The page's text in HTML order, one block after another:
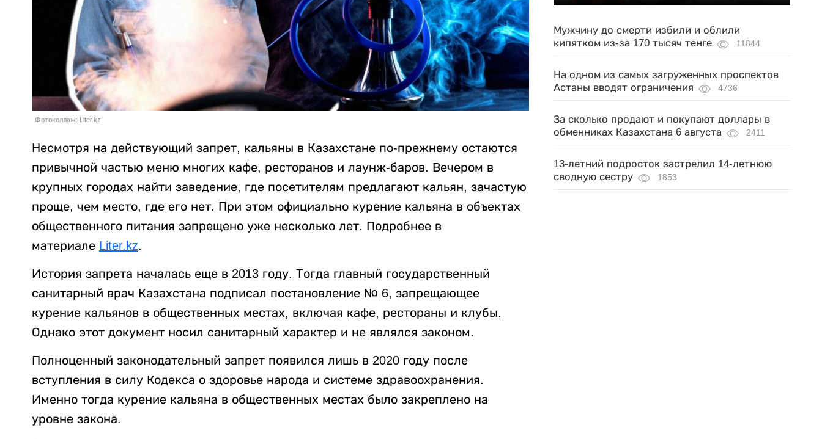
Фотоколлаж: Liter.kz
Несмотря на действующий запрет, кальяны в Казахстане по-прежнему остаются
привычной частью меню многих кафе, ресторанов и лаунж-баров. Вечером в
крупных городах найти заведение, где посетителям предлагают кальян, зачастую
проще, чем место, где его нет. При этом официально курение кальяна в объектах
общественного питания запрещено уже несколько лет. Подробнее в
материале Liter.kz.
История запрета началась еще в 2013 году. Тогда главный государственный
санитарный врач Казахстана подписал постановление № 6, запрещающее
курение кальянов в общественных местах, включая кафе, рестораны и клубы.
Однако этот документ носил санитарный характер и не являлся законом.
Полноценный законодательный запрет появился лишь в 2020 году после
вступления в силу Кодекса о здоровье народа и системе здравоохранения.
Именно тогда курение кальяна в общественных местах было закреплено на
уровне закона.
Мужчину до смерти избили и облили
кипятком из-за 170 тысяч тенге
11844
На одном из самых загруженных проспектов
Астаны вводят ограничения
4736
За сколько продают и покупают доллары в
обменниках Казахстана 6 августа
2411
13-летний подросток застрелил 14-летнюю
сводную сестру
1853